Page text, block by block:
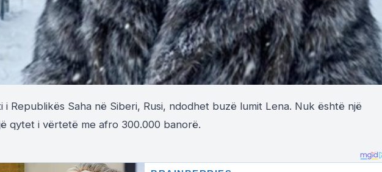
Republikës Saha në Siberi, Rusi, ndodhet buzë lumit Lena. Nuk është një
qytet i vërtetë me afro 300.000 banorë.